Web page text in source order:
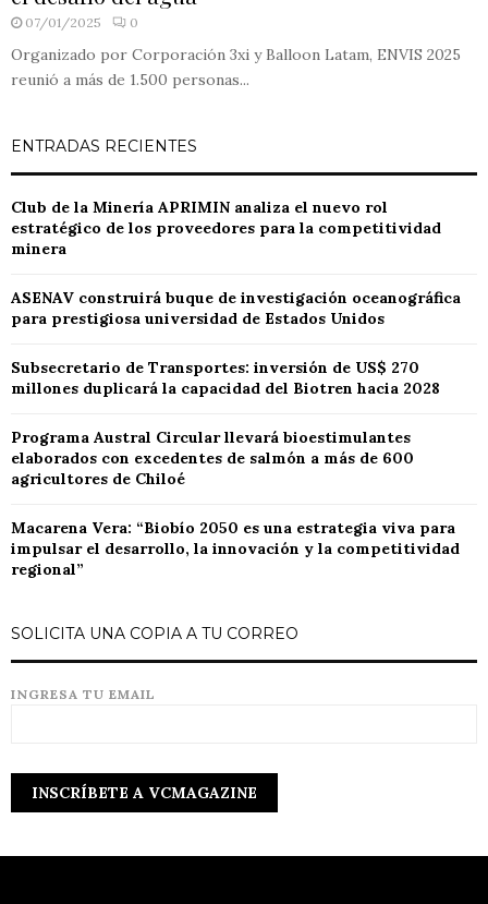
07/01/2025 0
Organizado por Corporación 3xi y Balloon Latam, ENVIS 2025
reunió a más de 1.500 personas...
ENTRADAS RECIENTES
Club de la Minería APRIMIN analiza el nuevo rol
estratégico de los proveedores para la competitividad
minera
ASENAV construirá buque de investigación oceanográfica
para prestigiosa universidad de Estados Unidos
Subsecretario de Transportes: inversión de US$ 270
millones duplicará la capacidad del Biotren hacia 2028
Programa Austral Circular llevará bioestimulantes
elaborados con excedentes de salmón a más de 600
agricultores de Chiloé
Macarena Vera: “Biobío 2050 es una estrategia viva para
impulsar el desarrollo, la innovación y la competitividad
regional”
SOLICITA UNA COPIA A TU CORREO
INGRESA TU EMAIL